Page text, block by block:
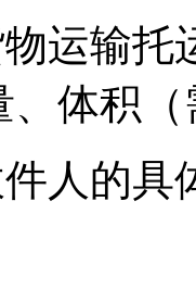
运输
、体积
人的具